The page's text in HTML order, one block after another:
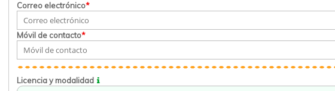
Correo electrónico*
Móvil de contacto*
Licencia y modalidad